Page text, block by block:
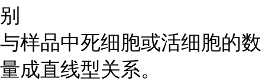
别
与样品中死细胞或活细胞的数
量成直线型关系。